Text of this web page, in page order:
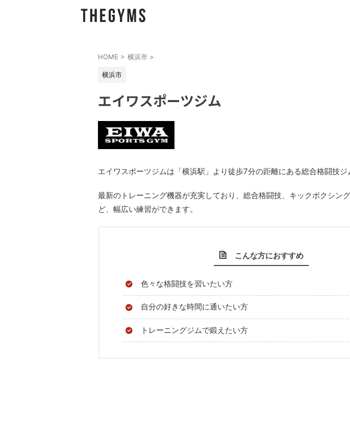
HOME > 横浜市 >
横浜市
エイワスポーツジム
エイワスポーツジムは「横浜駅」より徒歩7分の距離にある総合格闘技ジ
最新のトレーニング機器が充実しており、総合格闘技、キックボクシン
ど、幅広い練習ができます。
こんな方におすすめ
色々な格闘技を習いたい方
自分の好きな時間に通いたい方
トレーニングジムで鍛えたい方